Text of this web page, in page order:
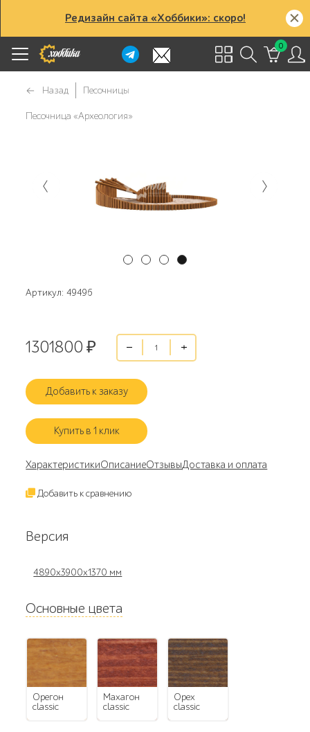
Редизайн сайта «Хоббики»: скоро!
0
Назад Песочницы
Песочница «Археология»
Артикул: 49496
1301800 ₽
Добавить к заказу
Купить в 1 клик
ХарактеристикиОписаниеОтзывыДоставка и оплата
Добавить к сравнению
Версия
4890x3900x1370 мм
Основные цвета
орегон
classic
махагон
classic
орех
classic